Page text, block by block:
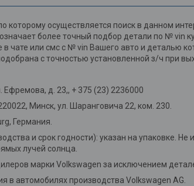
осуществляется поиск в данном
более точный подбор детали по № vin
в чате или смс с № vin Вашего авто и деталью
с точностью установленной з/ч при
Ефремова, д. 23,, + 375 (23) 2236000
Минск, ул. Шаранговича 22, ком. 230.
Германия.
и срок годности): указан на упаковке.
лучей солнца.
марки Volkswagen за исключением
в автомобилях производства Volkswagen AG.